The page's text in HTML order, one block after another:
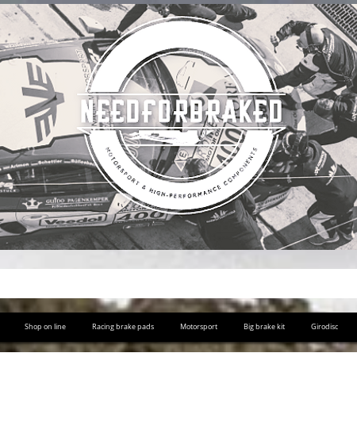
Shop on line Racing brake pads Motorsport Big brake kit Girodisc